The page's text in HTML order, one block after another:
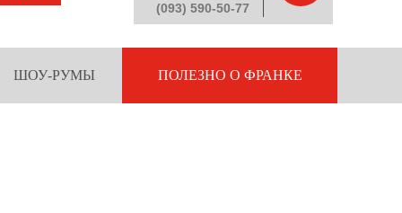
(093) 590-50-77
ШОУ-РУМЫ ПОЛЕЗНО О ФРАНКЕ